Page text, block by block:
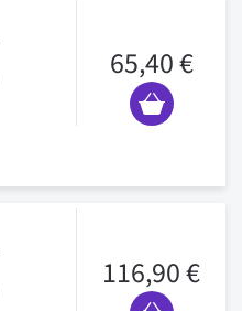
65,40 €
116,90 €